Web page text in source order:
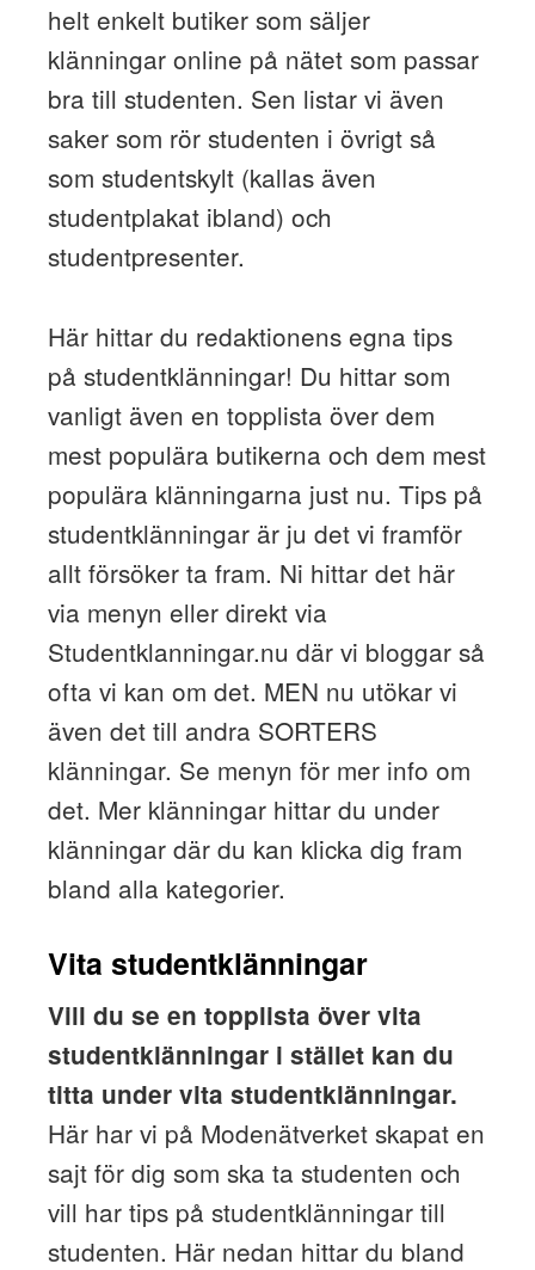
helt enkelt butiker som säljer
klänningar online på nätet som passar
bra till studenten. Sen listar vi även
saker som rör studenten i övrigt så
som studentskylt (kallas även
studentplakat ibland) och
studentpresenter.
Här hittar du redaktionens egna tips
på studentklänningar! Du hittar som
vanligt även en topplista över dem
mest populära butikerna och dem mest
populära klänningarna just nu. Tips på
studentklänningar är ju det vi framför
allt försöker ta fram. Ni hittar det här
via menyn eller direkt via
Studentklanningar.nu där vi bloggar så
ofta vi kan om det. MEN nu utökar vi
även det till andra SORTERS
klänningar. Se menyn för mer info om
det. Mer klänningar hittar du under
klänningar där du kan klicka dig fram
bland alla kategorier.
Vita studentklänningar
Vill du se en topplista över vita
studentklänningar i stället kan du
titta under vita studentklänningar.
Här har vi på Modenätverket skapat en
sajt för dig som ska ta studenten och
vill har tips på studentklänningar till
studenten. Här nedan hittar du bland